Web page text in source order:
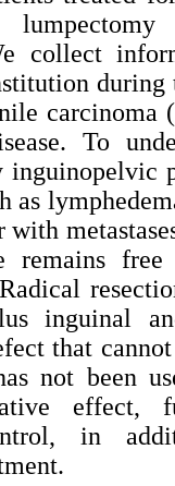
collect
during
To
inguinopelvic
as
with
remains
inguinal
that
not been
effect,
in